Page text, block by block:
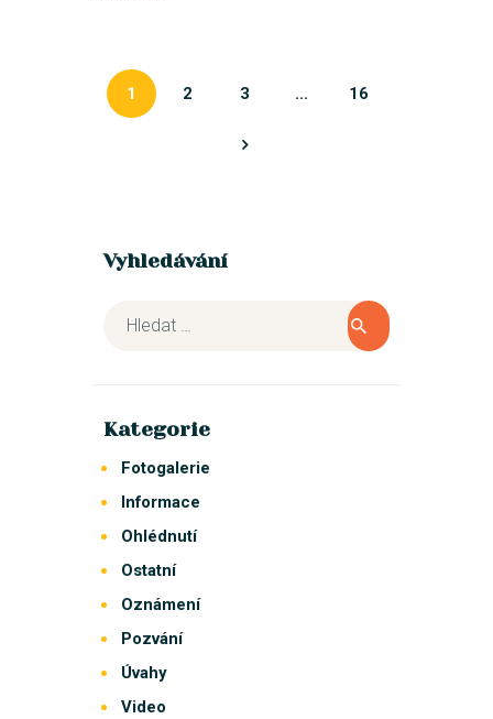
1 2 3 … 16
Vyhledávání
Kategorie
Fotogalerie
Informace
Ohlédnutí
Ostatní
Oznámení
Pozvání
Úvahy
Video